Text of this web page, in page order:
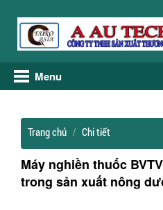
Menu
Trang chủ Chi tiết
Máy nghiền thuốc
trong sản xuất nông